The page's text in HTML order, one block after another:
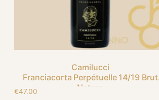
Camilucci
Franciacorta Perpétuelle 14/19 Brut
Nature
€47.00